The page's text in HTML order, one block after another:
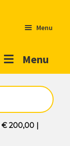
Menu
Menu
€ 200,00|